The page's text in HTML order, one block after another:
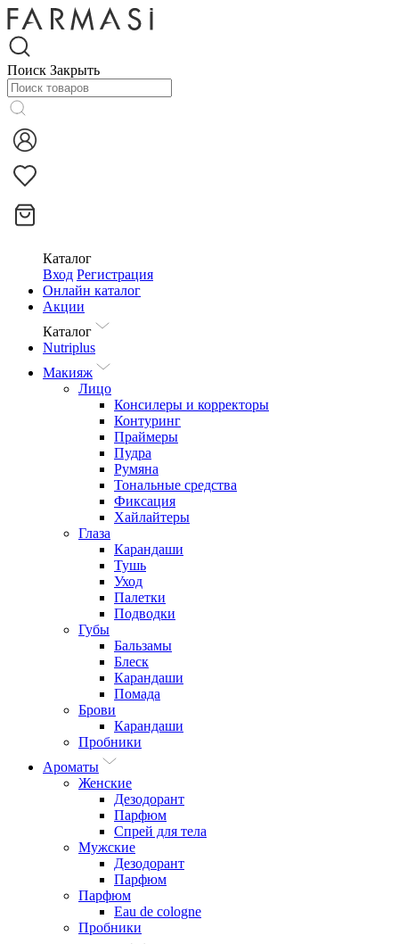
Поиск Закрыть
Каталог
Вход Регистрация
Онлайн каталог
Акции
Каталог
Nutriplus
Макияж
Лицо
Консилеры и корректоры
Контуринг
Праймеры
Пудра
Румяна
Тональные средства
Фиксация
Хайлайтеры
Глаза
Карандаши
Тушь
Уход
Палетки
Подводки
Губы
Бальзамы
Блеск
Карандаши
Помада
Брови
Карандаши
Пробники
Ароматы
Женские
Дезодорант
Парфюм
Спрей для тела
Мужские
Дезодорант
Парфюм
Парфюм
Eau de cologne
Пробники